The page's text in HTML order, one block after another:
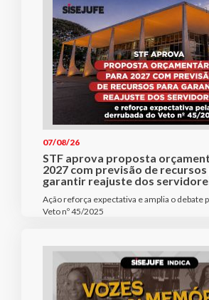
07/08/26
STF aprova proposta
2027 com previsão de
garantir reajuste dos
Ação reforça expectativa e amplia o debate
Veto nº 45/2025